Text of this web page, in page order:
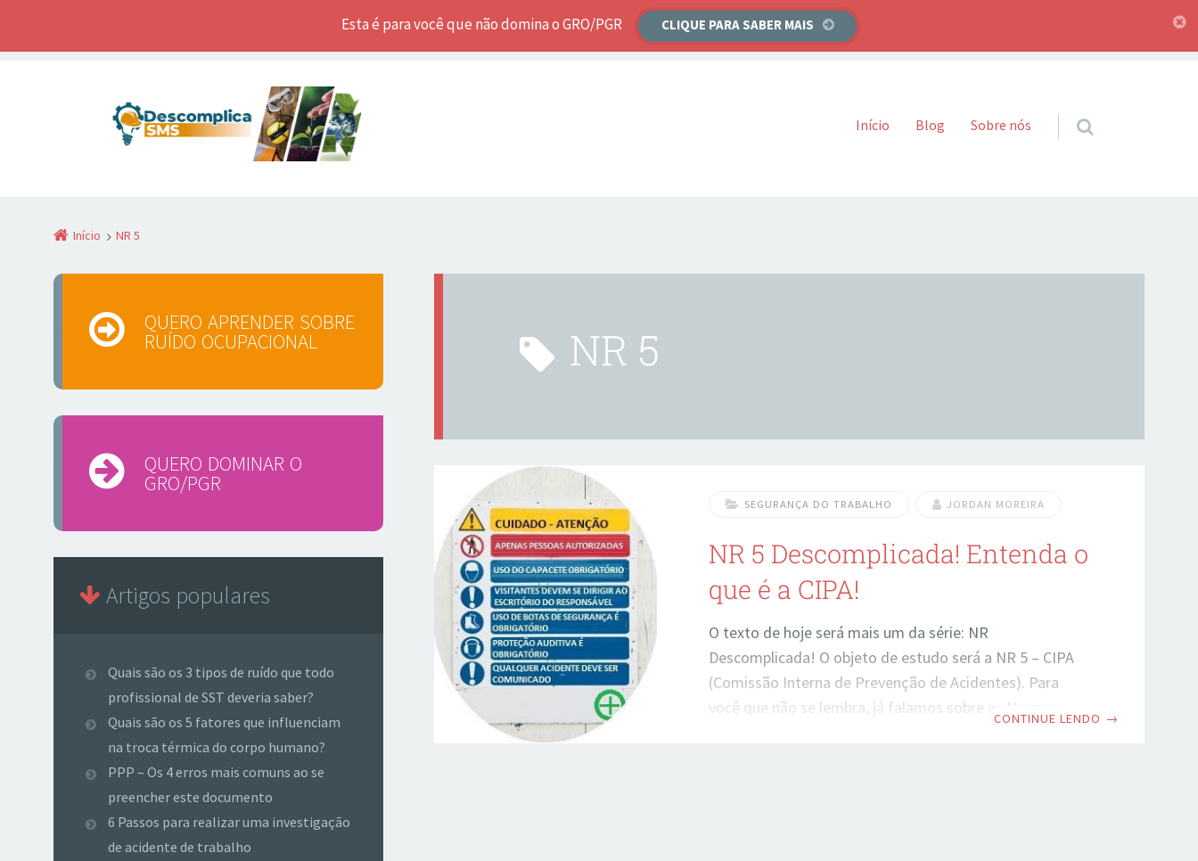
Esta é para você que não domina o GRO/PGR CLIQUE PARA SABER MAIS
Pular para o conteúdo
Início Blog Sobre nós
Início NR 5
NR 5
SEGURANÇA DO TRABALHO JORDAN MOREIRA
NR 5 Descomplicada! Entenda o
que é a CIPA!
O texto de hoje será mais um da série: NR
Descomplicada! O objeto de estudo será a NR 5 – CIPA
(Comissão Interna de Prevenção de Acidentes). Para
você que não se lembra, já falamos sobre as Normas
CONTINUE LENDO →
QUERO APRENDER SOBRE
RUÍDO OCUPACIONAL
QUERO DOMINAR O
GRO/PGR
Artigos populares
Quais são os 3 tipos de ruído que todo
profissional de SST deveria saber?
Quais são os 5 fatores que influenciam
na troca térmica do corpo humano?
PPP – Os 4 erros mais comuns ao se
preencher este documento
6 Passos para realizar uma investigação
de acidente de trabalho